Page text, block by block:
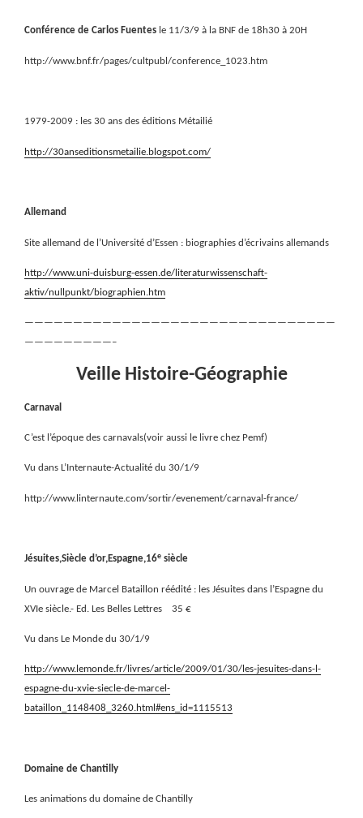
Conférence de Carlos Fuentes le 11/3/9 à la BNF de 18h30 à 20H
http://www.bnf.fr/pages/cultpubl/conference_1023.htm
1979-2009 : les 30 ans des éditions Métailié
http://30anseditionsmetailie.blogspot.com/
Allemand
Site allemand de l’Université d’Essen : biographies d’écrivains allemands
http://www.uni-duisburg-essen.de/literaturwissenschaft-
aktiv/nullpunkt/biographien.htm
————————————————————————————————
—————————–
Veille Histoire-Géographie
Carnaval
C’est l’époque des carnavals(voir aussi le livre chez Pemf)
Vu dans L’Internaute-Actualité du 30/1/9
http://www.linternaute.com/sortir/evenement/carnaval-france/
Jésuites,Siècle d’or,Espagne,16e siècle
Un ouvrage de Marcel Bataillon réédité : les Jésuites dans l’Espagne du
XVIe siècle.- Ed. Les Belles Lettres
35 €
Vu dans Le Monde du 30/1/9
http://www.lemonde.fr/livres/article/2009/01/30/les-jesuites-dans-l-
espagne-du-xvie-siecle-de-marcel-
bataillon_1148408_3260.html#ens_id=1115513
Domaine de Chantilly
Les animations du domaine de Chantilly